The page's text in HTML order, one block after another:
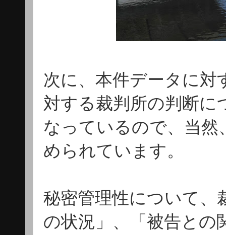
次に、本件データに対
対する裁判所の判断に
なっているので、当
められています。
秘密管理性について、
の状況」、「被告との